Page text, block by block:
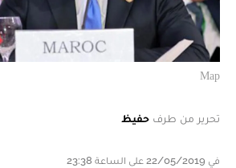
Map
تحرير من طرف حفيظ
في 22/05/2019 على الساعة 23:38